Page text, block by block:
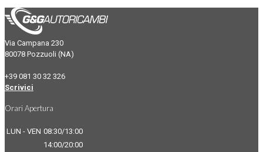
Via Campana 230
80078 Pozzuoli (NA)
+39 081 30 32 326
Scrivici
Orari Apertura
LUN - VEN 08:30/13:00
14:00/20:00